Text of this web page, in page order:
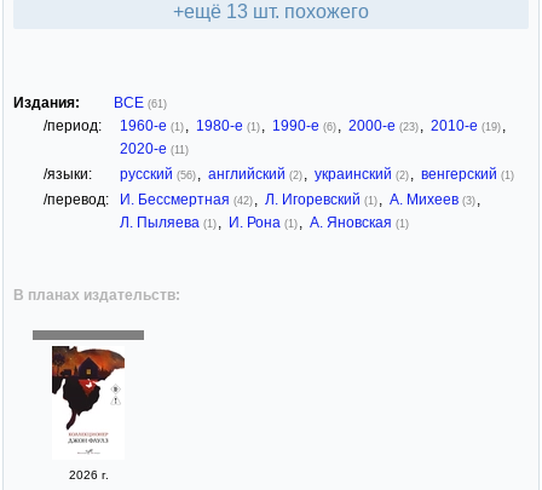
+ещё 13 шт. похожего
Издания: ВСЕ (61)
/период: 1960-е (1) , 1980-е (1) , 1990-е (6) , 2000-е (23) , 2010-е (19) ,
2020-е (11)
/языки: русский (56) , английский (2) , украинский (2) , венгерский (1)
/перевод: И. Бессмертная (42) , Л. Игоревский (1) , А. Михеев (3) ,
Л. Пыляева (1) , И. Рона (1) , А. Яновская (1)
В планах издательств:
2026 г.